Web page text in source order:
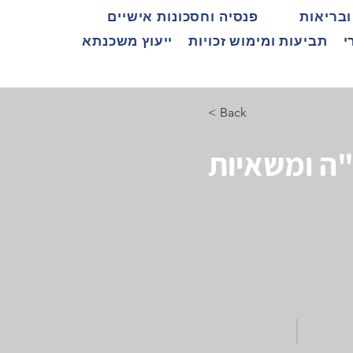
פנסיה וחסכונות אישיים
תביעות ומימוש זכויות
ייעוץ משכנתא
< Back
ומשאיות